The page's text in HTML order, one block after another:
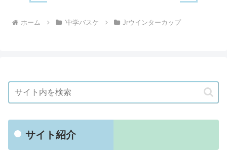
ホーム '中学バスケ Jrウインターカップ
サイト紹介